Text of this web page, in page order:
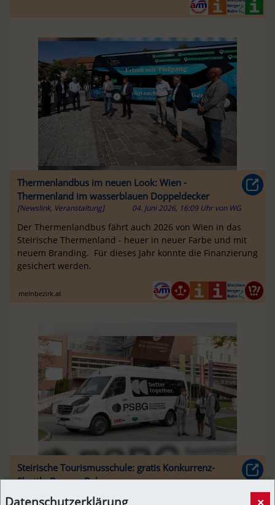
Thermenlandbus im neuen Look: Wien -
Thermenland im wasserblauen Doppeldecker
[Newslink, Veranstaltung] 04. Juni 2026, 16:09 Uhr von WG
Der Thermenlandbus fährt auch 2026 von Wien in das
Steirische Thermenland - heuer in neuer Farbe und mit
neuem Branding. Für dieses Jahr konnte die Finanzierung
gesichert werden.
meinbezirk.at
Steirische Tourismusschule: gratis Konkurrenz-
Shuttle-Bus zur Bahn